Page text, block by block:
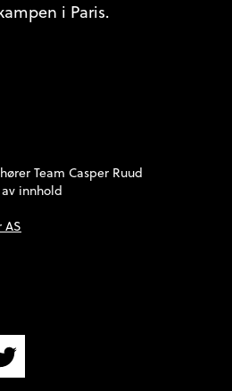
i Paris.
Team Casper Ruud
innhold
AS